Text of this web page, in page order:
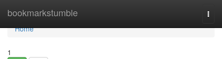
bookmarkstumble
Home
Home
1